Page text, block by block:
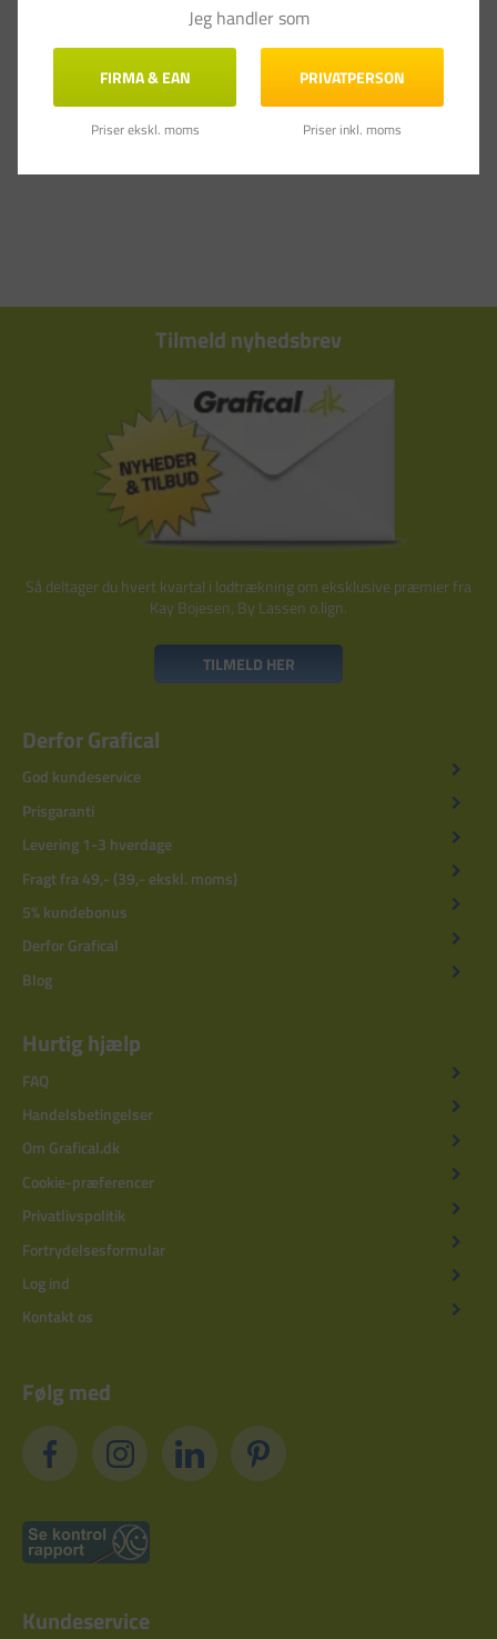
Tilmeld nyhedsbrev
Så deltager du hvert kvartal i lodtrækning om eksklusive præmier fra
Kay Bojesen, By Lassen o.lign.
TILMELD HER
Derfor Grafical
God kundeservice
Prisgaranti
Levering 1-3 hverdage
Fragt fra 49,- (39,- ekskl. moms)
5% kundebonus
Derfor Grafical
Blog
Hurtig hjælp
FAQ
Handelsbetingelser
Om Grafical.dk
Cookie-præferencer
Privatlivspolitik
Fortrydelsesformular
Log ind
Kontakt os
Følg med
Kundeservice
Jeg handler som
FIRMA & EAN
Priser ekskl. moms
PRIVATPERSON
Priser inkl. moms